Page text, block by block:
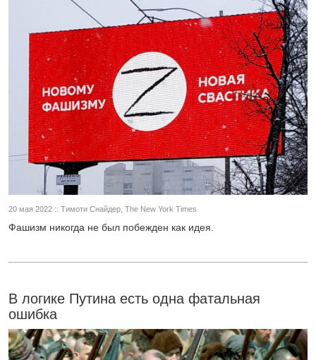
20 мая 2022 :: Тимоти Снайдер, The New York Times
Фашизм никогда не был побежден как идея.
В логике Путина есть одна фатальная
ошибка